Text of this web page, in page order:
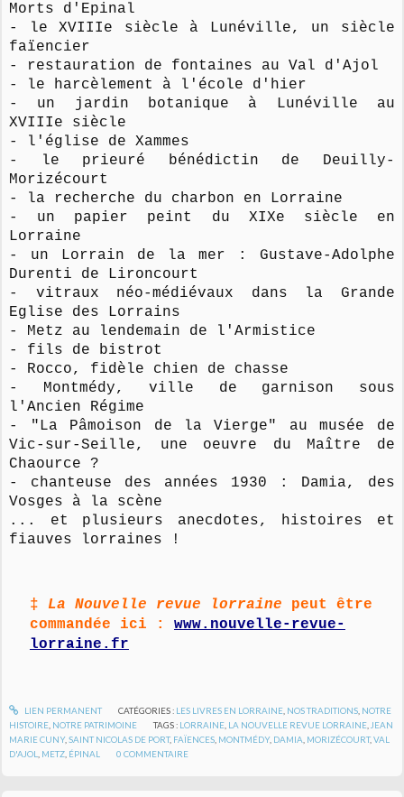
Morts d'Epinal
- le XVIIIe siècle à Lunéville, un siècle
faïencier
- restauration de fontaines au Val d'Ajol
- le harcèlement à l'école d'hier
- un jardin botanique à Lunéville au
XVIIIe siècle
- l'église de Xammes
- le prieuré bénédictin de Deuilly-
Morizécourt
- la recherche du charbon en Lorraine
- un papier peint du XIXe siècle en
Lorraine
- un Lorrain de la mer : Gustave-Adolphe
Durenti de Lironcourt
- vitraux néo-médiévaux dans la Grande
Eglise des Lorrains
- Metz au lendemain de l'Armistice
- fils de bistrot
- Rocco, fidèle chien de chasse
- Montmédy, ville de garnison sous
l'Ancien Régime
- "La Pâmoison de la Vierge" au musée de
Vic-sur-Seille, une oeuvre du Maître de
Chaource ?
- chanteuse des années 1930 : Damia, des
Vosges à la scène
... et plusieurs anecdotes, histoires et
fiauves lorraines !
‡ La Nouvelle revue lorraine peut être
commandée ici : www.nouvelle-revue-
lorraine.fr
LIEN PERMANENT CATÉGORIES : LES LIVRES EN LORRAINE, NOS TRADITIONS, NOTRE
HISTOIRE, NOTRE PATRIMOINE TAGS : LORRAINE, LA NOUVELLE REVUE LORRAINE,JEAN
MARIE CUNY,SAINT NICOLAS DE PORT, FAÏENCES, MONTMÉDY, DAMIA, MORIZÉCOURT,VAL
D'AJOL, METZ, ÉPINAL 0 COMMENTAIRE